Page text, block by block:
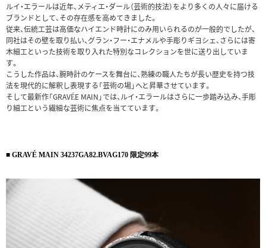
ルイ・エラールは近年、メティエ・ダール（芸術的技法）をより多くの人々に届ける
ブランドとして、その存在感を高めてきました。
従来、伝統工芸は高価なハイエンド時計にのみ用いられるのが一般的でしたが、
同社はその壁を取り払い、グラン・フー・エナメルや手彫りギヨシェ、さらには寄
木細工といった技術を取り入れた特別なコレクションを世に送り出していま
す。
こうした作品は、腕時計のケースを舞台に、熟練の職人たちが長い歴史を持つ技
法を現代的に解釈し表現する「芸術の場」へと昇華させています。
そして最新作「GRAVÉE MAIN」では、ルイ・エラールはさらに一歩踏み込み、手彫
り細工という繊細な芸術に焦点を当てています。
■ GRAVÉ MAIN 34237GA82.BVAG170 限定99本